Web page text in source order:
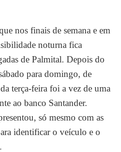
nos finais de semana e em
noturna fica
de Palmital. Depois do
para domingo, de
terça-feira foi a vez de uma
ao banco Santander.
só mesmo com as
identificar o veículo e o